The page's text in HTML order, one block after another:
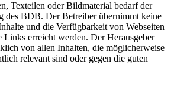
Texteilen oder Bildmaterial bedarf der
des BDB. Der Betreiber übernimmt keine
und die Verfügbarkeit von Webseiten
Links erreicht werden. Der Herausgeber
von allen Inhalten, die möglicherweise
relevant sind oder gegen die guten